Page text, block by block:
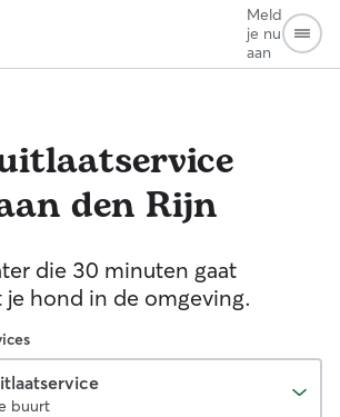
Meld
je nu
aan
den Rijn
die 30 minuten gaat
hond in de omgeving.
buurt